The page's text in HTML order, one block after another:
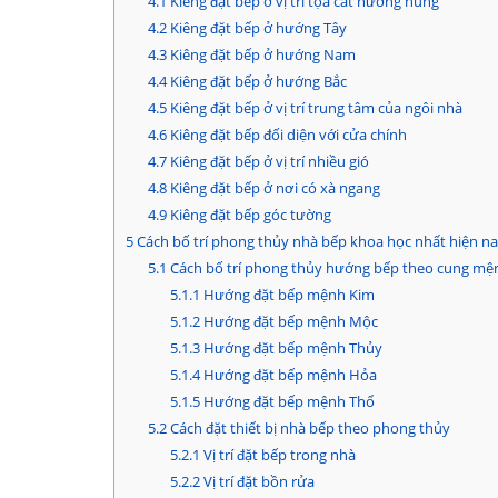
4.2Kiêng đặt bếp ở hướng Tây
4.3Kiêng đặt bếp ở hướng Nam
4.4Kiêng đặt bếp ở hướng Bắc
4.5Kiêng đặt bếp ở vị trí trung tâm của ngôi nhà
4.6Kiêng đặt bếp đối diện với cửa chính
4.7Kiêng đặt bếp ở vị trí nhiều gió
4.8Kiêng đặt bếp ở nơi có xà ngang
4.9Kiêng đặt bếp góc tường
5Cách bố trí phong thủy nhà bếp khoa học nhất hiện
5.1 Cách bố trí phong thủy hướng bếp theo cung
5.1.1 Hướng đặt bếp mệnh Kim
5.1.2Hướng đặt bếp mệnh Mộc
5.1.3Hướng đặt bếp mệnh Thủy
5.1.4Hướng đặt bếp mệnh Hỏa
5.1.5Hướng đặt bếp mệnh Thổ
5.2Cách đặt thiết bị nhà bếp theo phong thủy
5.2.1 Vị trí đặt bếp trong nhà
5.2.2Vị trí đặt bồn rửa